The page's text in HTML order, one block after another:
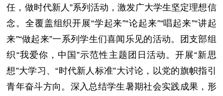
任，做时代新人”系列活动，激发广大学生坚定理想信
念。全覆盖组织开展“学起来”“论起来”“唱起来”“讲起
来”“做起来”一系列学生们喜闻乐见的活动。团支部组
织“我爱你，中国”示范性主题团日活动。开展“新思
想”大学习、“时代新人标准”大讨论，以党的旗帜指引
青年奋斗方向。深入总结学生暑期社会实践成果，形